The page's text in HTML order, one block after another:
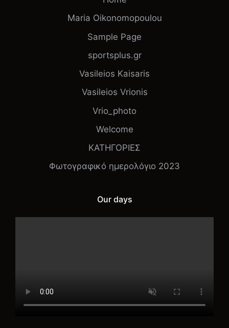
Maria Oikonomopoulou
Sample Page
sportsplus.gr
Vasileios Kaisaris
Vasileios Vrionis
Vrio_photo
Welcome
ΚΑΤΗΓΟΡΙΕΣ
Φωτογραφικό ημερολόγιο 2023
Our days